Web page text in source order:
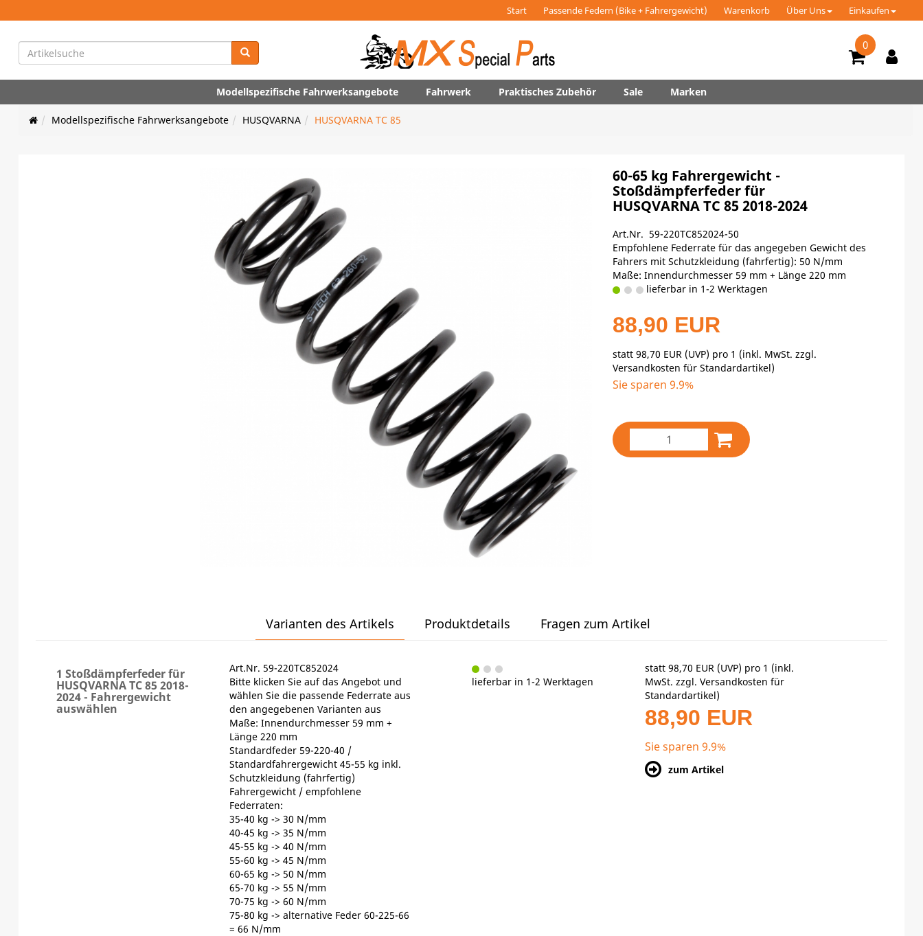
Start Passende Federn (Bike + Fahrergewicht) Warenkorb Über Uns Einkaufen
0
Modellspezifische Fahrwerksangebote Fahrwerk Praktisches Zubehör Sale Marken
Modellspezifische Fahrwerksangebote HUSQVARNA HUSQVARNA TC 85
60-65 kg Fahrergewicht -
Stoßdämpferfeder für
HUSQVARNA TC 85 2018-2024
Art.Nr. 59-220TC852024-50
Empfohlene Federrate für das angegeben Gewicht des
Fahrers mit Schutzkleidung (fahrfertig): 50 N/mm
Maße: Innendurchmesser 59 mm + Länge 220 mm
lieferbar in 1-2 Werktagen
88,90 EUR
statt98,70 EUR (UVP) pro 1 (inkl. MwSt. zzgl.
Versandkosten für Standardartikel)
Sie sparen 9.9%
Varianten des Artikels Produktdetails Fragen zum Artikel
1 Stoßdämpferfeder für
HUSQVARNA TC 85 2018-
2024 - Fahrergewicht
auswählen
Art.Nr. 59-220TC852024
Bitte klicken Sie auf das Angebot und
wählen Sie die passende Federrate aus
den angegebenen Varianten aus
Maße: Innendurchmesser 59 mm +
Länge 220 mm
Standardfeder 59-220-40 /
Standardfahrergewicht 45-55 kg inkl.
Schutzkleidung (fahrfertig)
Fahrergewicht / empfohlene
Federraten:
35-40 kg -> 30 N/mm
40-45 kg -> 35 N/mm
45-55 kg -> 40 N/mm
55-60 kg -> 45 N/mm
60-65 kg -> 50 N/mm
65-70 kg -> 55 N/mm
70-75 kg -> 60 N/mm
75-80 kg -> alternative Feder 60-225-66
= 66 N/mm
lieferbar in 1-2 Werktagen
statt98,70 EUR (UVP) pro 1 (inkl.
MwSt. zzgl.Versandkosten für
Standardartikel)
88,90 EUR
Sie sparen 9.9%
zum Artikel